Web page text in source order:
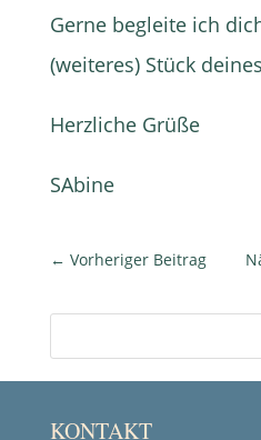
Gerne begleite ich
(weiteres) Stück
Herzliche Grüße
SAbine
← Vorheriger Beitrag
KONTAKT